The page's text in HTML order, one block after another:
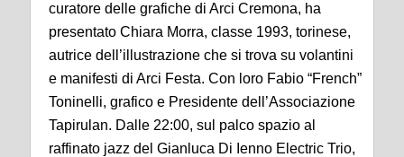
curatore delle grafiche di Arci Cremona, ha
presentato Chiara Morra, classe 1993, torinese,
autrice dell’illustrazione che si trova su volantini
e manifesti di Arci Festa. Con loro Fabio “French”
Toninelli, grafico e Presidente dell’Associazione
Tapirulan. Dalle 22:00, sul palco spazio al
raffinato jazz del Gianluca Di Ienno Electric Trio,